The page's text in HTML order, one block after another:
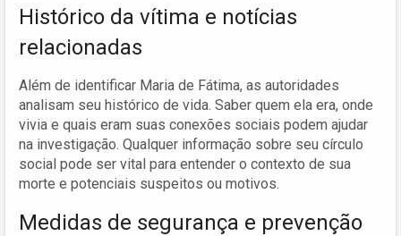
Histórico da vítima e notícias
relacionadas
Além de identificar Maria de Fátima, as autoridades
analisam seu histórico de vida. Saber quem ela era, onde
vivia e quais eram suas conexões sociais podem ajudar
na investigação. Qualquer informação sobre seu círculo
social pode ser vital para entender o contexto de sua
morte e potenciais suspeitos ou motivos.
Medidas de segurança e prevenção